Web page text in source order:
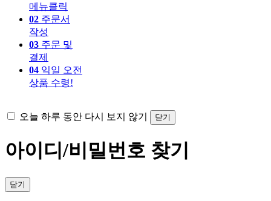
메뉴클릭
02 주문서
작성
03 주문 및
결제
04 익일 오전
상품 수령!
오늘 하루 동안 다시 보지 않기 닫기
아이디/비밀번호 찾기
닫기